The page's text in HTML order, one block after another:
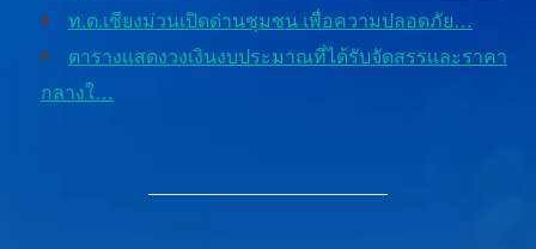
ท.ต.เชียงม่วนเปิดด่านชุมชน เพื่อความปลอดภัย…
ตารางเเสดงวงเงินงบประมาณที่ได้รับจัดสรรเเละราคา
กลางใ…